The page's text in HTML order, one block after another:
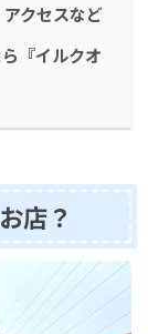
クセスなど
『イルクオ
店？